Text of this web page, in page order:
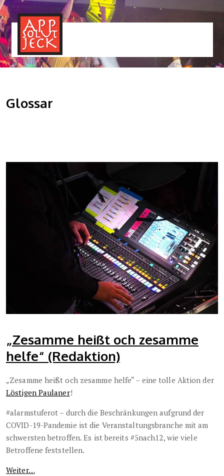
Glossar
„Zesamme heißt och zesamme
helfe“ (Redaktion)
„Zesamme heißt och zesamme helfe“ – eine tolle Aktion der
Löstigen Paulaner!
#alarmstuferot – durch die Beschränkungen aufgrund der
COVID-19-Pandemie ist die Veranstaltungsbranche mit am
schwersten betroffen. Es ist bereits #5nach12, wie viele
Betroffene feststellen.
Weiter…